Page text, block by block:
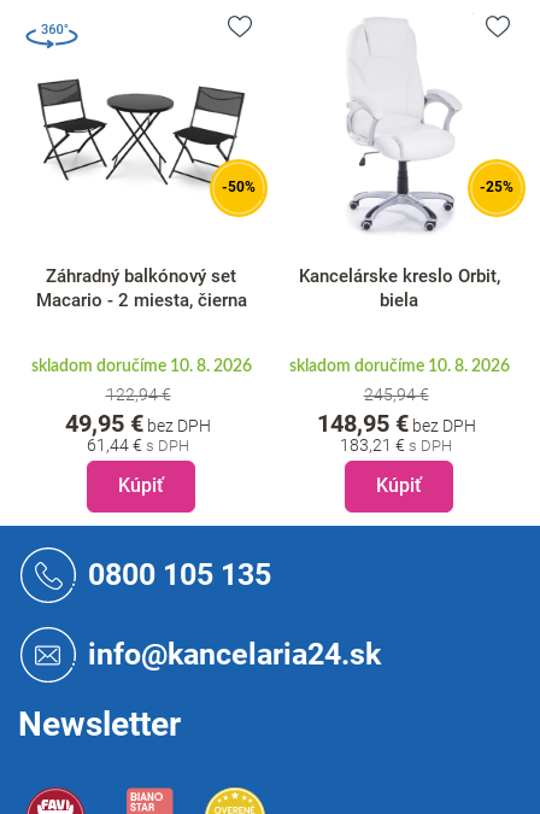
-50%
Záhradný balkónový set
Macario - 2 miesta, čierna
skladom doručíme 10. 8. 2026
122,94 €
61,44 €
49,95 € bez DPH
Kúpiť
-25%
Kancelárske kreslo Orbit,
biela
skladom doručíme 10. 8. 2026
245,94 €
183,21 €
148,95 €bez DPH
Kúpiť
0800 105 135
info@kancelaria24.sk
Newsletter